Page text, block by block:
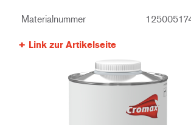
Materialnummer
Link zur Artikelseite